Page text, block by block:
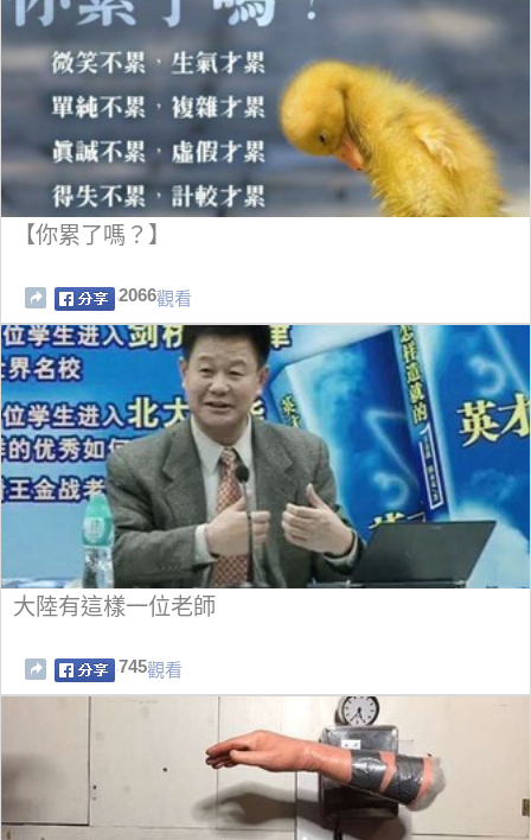
【你累了嗎？】
2066觀看
大陸有這樣一位老師
745觀看